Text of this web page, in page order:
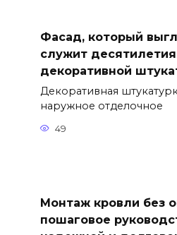
Фасад, который
служит
декоративной
Декоративная
наружное отделочное
49
Монтаж кровли без
пошаговое